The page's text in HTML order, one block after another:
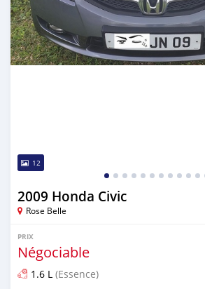
12
2009 Honda Civic
Rose Belle
PRIX
Négociable
1.6 L (Essence)